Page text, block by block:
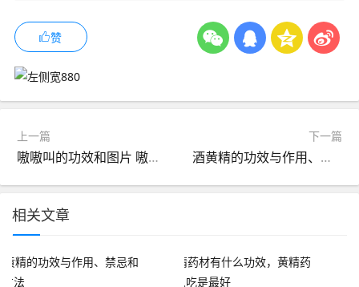
赞
上一篇
嗷嗷叫的功效和图片 嗷嗷叫的五大神奇功效
下一篇
酒黄精的功效与作用、禁忌和食用方法
相关文章